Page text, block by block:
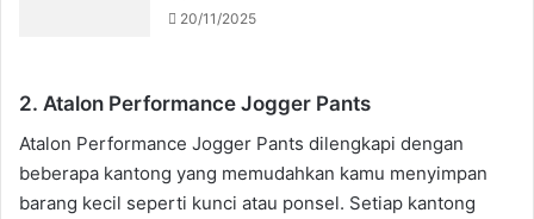
20/11/2025
2. Atalon Performance Jogger Pants
Atalon Performance Jogger Pants dilengkapi dengan
beberapa kantong yang memudahkan kamu menyimpan
barang kecil seperti kunci atau ponsel. Setiap kantong